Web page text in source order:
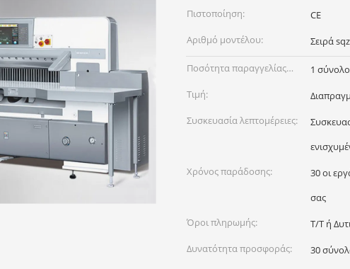
Πιστοποίηση:
CE
Αριθμό μοντέλου:
Σειρά
Ποσότητα παραγγελίας
min:
1
Τιμή:
Συσκευασία λεπτομέρειες:
Χρόνος παράδοσης:
30 οι
σας
Όροι πληρωμής:
T/T ή
Δυνατότητα προσφοράς:
30